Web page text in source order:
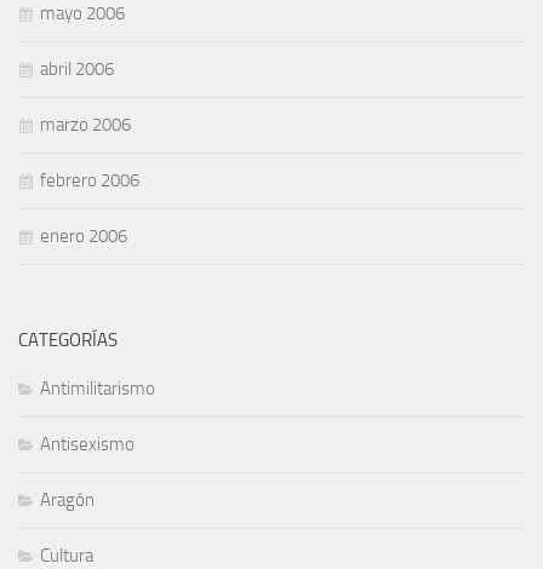
mayo 2006
abril 2006
marzo 2006
febrero 2006
enero 2006
CATEGORÍAS
Antimilitarismo
Antisexismo
Aragón
Cultura